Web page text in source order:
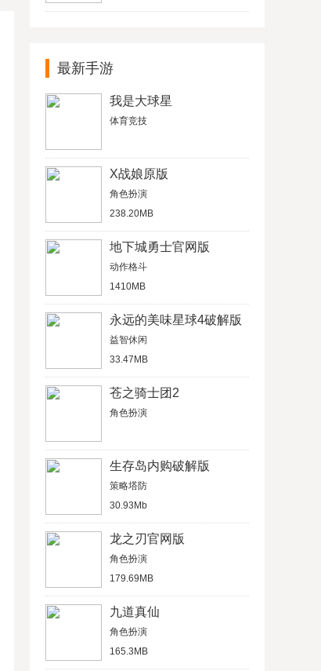
最新手游
我是大球星
体育竞技
X战娘原版
角色扮演
238.20MB
地下城勇士官网版
动作格斗
1410MB
永远的美味星球4破解版
益智休闲
33.47MB
苍之骑士团2
角色扮演
生存岛内购破解版
策略塔防
30.93Mb
龙之刃官网版
角色扮演
179.69MB
九道真仙
角色扮演
165.3MB